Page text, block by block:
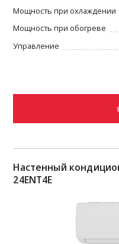
Мощность при охлаждении
Мощность при обогреве
Управление
Настенный
24ENT4E